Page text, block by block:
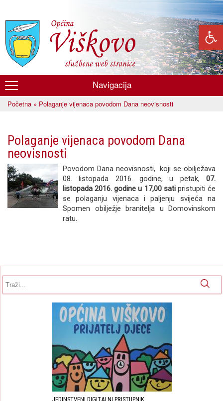
glavni
sadržaj
Općina
Viškovo
Navigacija
Početna » Polaganje vijenaca povodom Dana neovisnosti
Polaganje vijenaca povodom Dana
neovisnosti
Povodom Dana neovisnosti, koji se obilježava
08. listopada 2016. godine, u petak, 07.
listopada 2016. godine u 17,00 sati pristupiti će
se polaganju vijenaca i paljenju svijeća na
Spomen obilježje branitelja u Domovinskom
ratu.
JEDINSTVENI DIGITALNI PRISTUPNIK